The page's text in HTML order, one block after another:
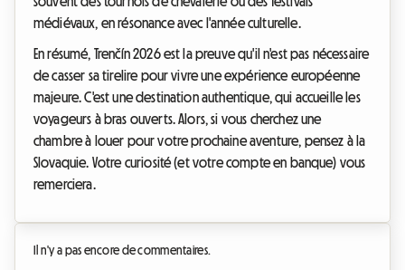
médiévaux, en résonance avec l'année culturelle.
En résumé, Trenčín 2026 est la preuve qu'il n'est pas nécessaire
de casser sa tirelire pour vivre une expérience européenne
majeure. C'est une destination authentique, qui accueille les
voyageurs à bras ouverts. Alors, si vous cherchez une
chambre à louer pour votre prochaine aventure, pensez à la
Slovaquie. Votre curiosité (et votre compte en banque) vous
remerciera.
Il n'y a pas encore de commentaires.